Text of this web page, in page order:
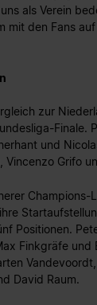
als Verein
mit den Fans
zur
Finale.
und
Vincenzo Grifo
Champions-
Positionen.
Finkgräfe und
Vandevoordt,
David Raum.